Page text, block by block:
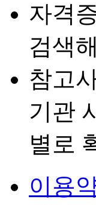
자격
검색
참고
기관
별로
이용